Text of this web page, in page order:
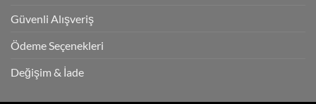
Güvenli Alışveriş
Ödeme Seçenekleri
Değişim & İade